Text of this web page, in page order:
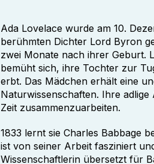
Ada Lovelace wurde am 10.
berühmten Dichter Lord Byron
zwei Monate nach ihrer Geburt.
bemüht sich, ihre Tochter zur
erbt. Das Mädchen erhält eine
Naturwissenschaften. Ihre
Zeit zusammenzuarbeiten.
1833 lernt sie Charles Babbage
ist von seiner Arbeit fasziniert
Wissenschaftlerin übersetzt für